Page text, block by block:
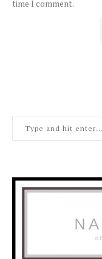
time I comment.